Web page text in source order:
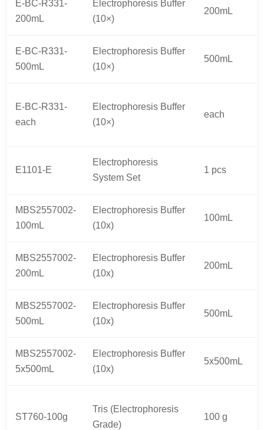
E-BC-R331-
200mL
Electrophoresis Buffer
(10×)
200mL
E-BC-R331-
500mL
Electrophoresis Buffer
(10×)
500mL
E-BC-R331-
each
Electrophoresis Buffer
(10×)
each
E1101-E
Electrophoresis
System Set
1 pcs
MBS2557002-
100mL
Electrophoresis Buffer
(10x)
100mL
MBS2557002-
200mL
Electrophoresis Buffer
(10x)
200mL
MBS2557002-
500mL
Electrophoresis Buffer
(10x)
500mL
MBS2557002-
5x500mL
Electrophoresis Buffer
(10x)
5x500mL
ST760-100g
Tris (Electrophoresis
Grade)
100 g